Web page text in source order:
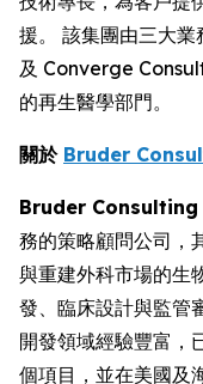
援。 該集團由三大
及 Converge
的再生醫學部門。
關於 Bruder
Bruder
務的策略顧問公司，
與重建外科市場的生
發、臨床設計與監管
開發領域經驗豐富，
個項目，並在美國及